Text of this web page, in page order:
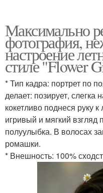
Максимально
фотография,
настроение
стиле "Flower
* Тип кадра: портрет по
делает: позирует, слегка
кокетливо поднеся руку
игривый и мягкий взгляд
полуулыбка. В волосах
ромашки.
* Внешность: 100%